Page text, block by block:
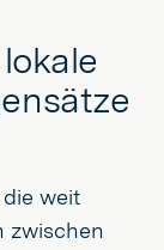
weit
zwischen